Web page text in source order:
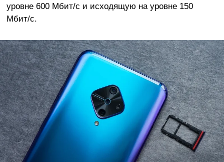
уровне 600 Мбит/с и исходящую на уровне 150
Мбит/с.